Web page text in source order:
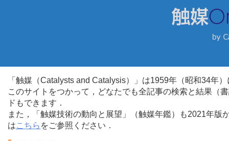
「触媒（Catalysts and Catalysis）」は1959年（昭和34年
このサイトをつかって，どなたでも全記事の検索と結果（
ドもできます．
また，「触媒技術の動向と展望」（触媒年鑑）も2021年
はこちら をご参照ください．